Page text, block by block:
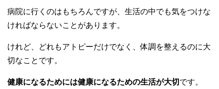
病院に行くのはもちろんですが、生活の中でも気をつけな
ければならないことがあります。
けれど、どれもアトピーだけでなく、体調を整えるのに大
切なことです。
健康になるためには健康になるための生活が大切です。